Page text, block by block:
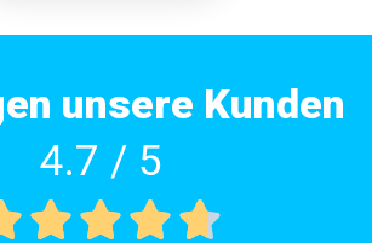
unsere Kunden
4.7 / 5
